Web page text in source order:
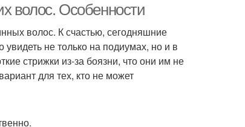
волос. Особенности
волос. К счастью, сегодняшние
не только на подиумах, но и в
стрижки из-за боязни, что они им не
для тех, кто не может